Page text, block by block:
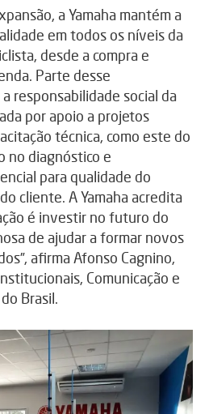
a Yamaha mantém a
em todos os níveis da
desde a compra e
Parte desse
responsabilidade social da
por apoio a projetos
técnica, como este do
no diagnóstico e
para qualidade do
cliente. A Yamaha acredita
é investir no futuro do
de ajudar a formar novos
afirma Afonso Cagnino,
Comunicação e
Brasil.